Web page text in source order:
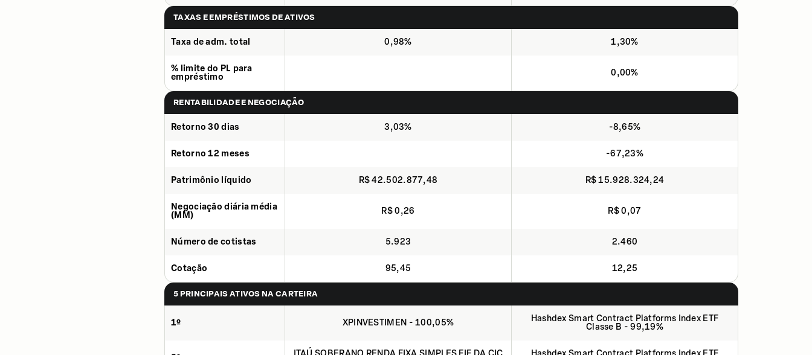
TAXAS E EMPRÉSTIMOS DE ATIVOS
Taxa de adm. total 0,98% 1,30%
% limite do PL para
empréstimo
0,00%
RENTABILIDADE E NEGOCIAÇÃO
Retorno 30 dias 3,03% -8,65%
Retorno 12 meses -67,23%
Patrimônio líquido R$ 42.502.877,48 R$ 15.928.324,24
Negociação diária média
(MM)
R$ 0,26 R$ 0,07
Número de cotistas 5.923 2.460
Cotação 95,45 12,25
5 PRINCIPAIS ATIVOS NA CARTEIRA
1º XPINVESTIMEN - 100,05%
Hashdex Smart Contract Platforms Index ETF
Classe B - 99,19%